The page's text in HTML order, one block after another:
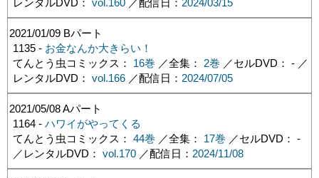
2021/01/09 Bパート
1135 - お金なんか大きらい！
てんとう虫コミックス： 16巻 ／全集： 2巻 ／セルDVD： - ／
レンタルDVD： vol.166／配信日： 2024/07/05
2021/05/08Aパート
1164 - ハワイがやってくる
てんとう虫コミックス： 44巻 ／全集： 17巻 ／セルDVD： -
／レンタルDVD： vol.170／配信日： 2024/11/08